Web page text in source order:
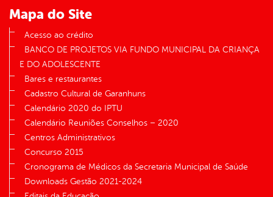
Mapa do Site
Acesso ao crédito
BANCO DE PROJETOS VIA FUNDO MUNICIPAL DA CRIANÇA
E DO ADOLESCENTE
Bares e restaurantes
Cadastro Cultural de Garanhuns
Calendário 2020 do IPTU
Calendário Reuniões Conselhos – 2020
Centros Administrativos
Concurso 2015
Cronograma de Médicos da Secretaria Municipal de Saúde
Downloads Gestão 2021-2024